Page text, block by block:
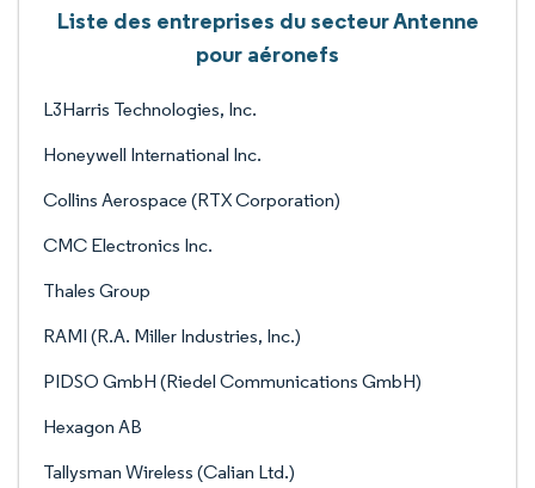
Liste des entreprises du secteur Antenne
pour aéronefs
L3Harris Technologies, Inc.
Honeywell International Inc.
Collins Aerospace (RTX Corporation)
CMC Electronics Inc.
Thales Group
RAMI (R.A. Miller Industries, Inc.)
PIDSO GmbH (Riedel Communications GmbH)
Hexagon AB
Tallysman Wireless (Calian Ltd.)